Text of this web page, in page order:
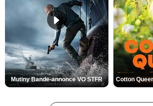
Mutiny Bande-annonce VO STFR